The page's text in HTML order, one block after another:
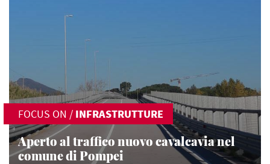
FOCUS ON / INFRASTRUTTURE
Aperto al traffico nuovo cavalcavia nel
comune di Pompei